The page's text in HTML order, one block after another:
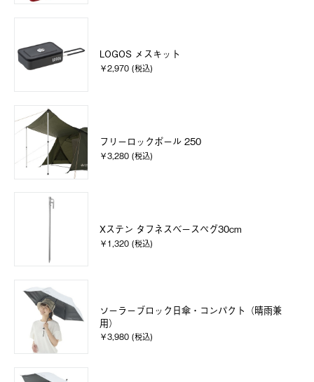
LOGOS メスキット
￥2,970 (税込)
フリーロックポール 250
￥3,280 (税込)
Xステン タフネスベースペグ30cm
￥1,320 (税込)
ソーラーブロック日傘・コンパクト（晴雨兼
用）
￥3,980 (税込)